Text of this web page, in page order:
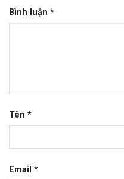
Bình luận *
Tên *
Email *